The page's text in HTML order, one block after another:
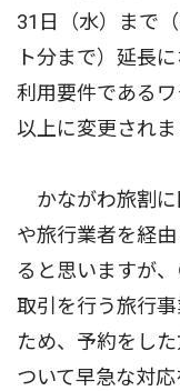
31日（水）まで
ト分まで）延長
利用要件である
以上に変更されま
かながわ旅割に
や旅行業者を経
ると思いますが
取引を行う旅行
ため、予約をし
ついて早急な対応